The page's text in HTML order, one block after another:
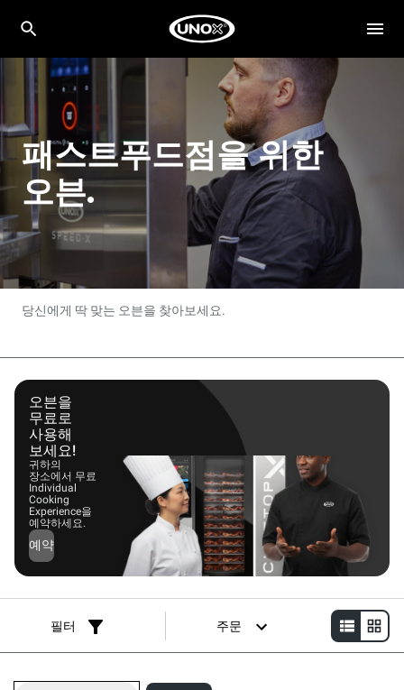
패스트푸드점을 위한
오븐.
당신에게 딱 맞는 오븐을 찾아보세요.
오븐을
무료로
사용해
보세요!
귀하의
장소에서 무료
Individual
Cooking
Experience을
예약하세요.
예약
필터 주문